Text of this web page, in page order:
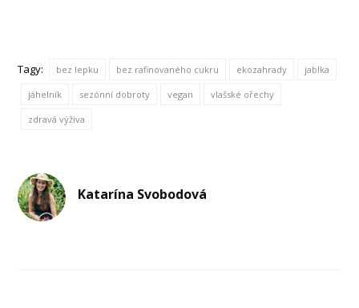
Tagy: bez lepku bez rafinovaného cukru ekozahrady jablka
jáhelník sezónní dobroty vegan vlašské ořechy
zdravá výživa
Katarína Svobodová